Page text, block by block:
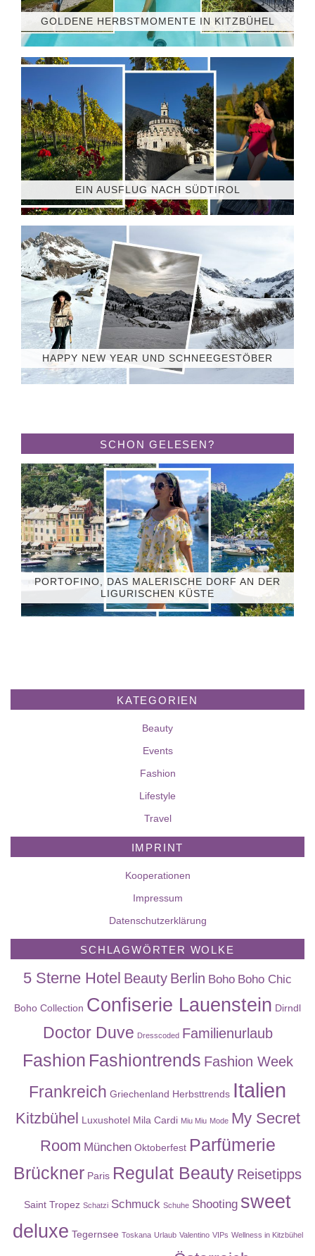
GOLDENE HERBSTMOMENTE IN KITZBÜHEL
EIN AUSFLUG NACH SÜDTIROL
HAPPY NEW YEAR UND SCHNEEGESTÖBER
SCHON GELESEN?
PORTOFINO, DAS MALERISCHE DORF AN DER
LIGURISCHEN KÜSTE
KATEGORIEN
Beauty
Events
Fashion
Lifestyle
Travel
IMPRINT
Kooperationen
Impressum
Datenschutzerklärung
SCHLAGWÖRTER WOLKE
5 Sterne Hotel Beauty Berlin Boho Boho Chic
Boho Collection Confiserie Lauenstein Dirndl
Doctor Duve Dresscoded Familienurlaub
Fashion Fashiontrends Fashion Week
Frankreich Griechenland Herbsttrends Italien
Kitzbühel Luxushotel Mila Cardi Miu Miu Mode My Secret
Room München Oktoberfest Parfümerie
Brückner Paris Regulat Beauty Reisetipps
Saint Tropez Schatzi Schmuck Schuhe Shooting sweet
deluxe Tegernsee Toskana Urlaub Valentino VIPs Wellness in Kitzbühel